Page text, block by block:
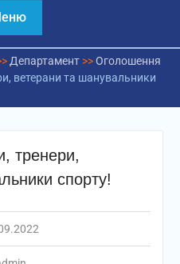
Департамент>>Оголошення
ветерани та шанувальники
тренери,
спорту!